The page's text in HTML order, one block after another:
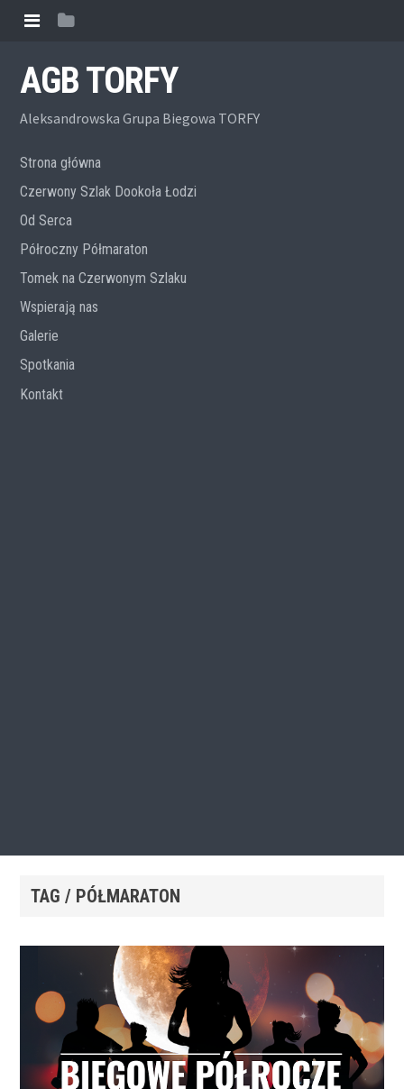
AGB TORFY
Aleksandrowska Grupa Biegowa TORFY
Strona główna
Czerwony Szlak Dookoła Łodzi
Od Serca
Półroczny Półmaraton
Tomek na Czerwonym Szlaku
Wspierają nas
Galerie
Spotkania
Kontakt
TAG / PÓŁMARATON